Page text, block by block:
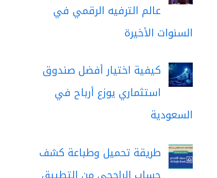
عالم الترفيه الرقمي في
السنوات الأخيرة
كيفية اختيار أفضل صندوق
استثماري يوزع أرباح في
السعودية
طريقة تحميل وطباعة كشف